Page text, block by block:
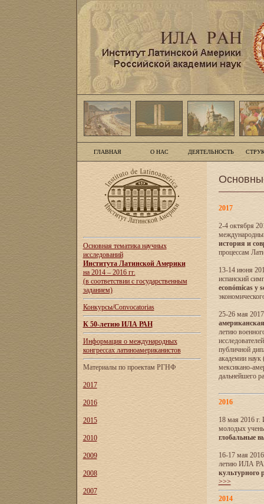
ГЛАВНАЯ О НАС ДЕЯТЕЛЬНОСТЬ
Основная тематика научных
исследований
Института Латинской Америки
на 2014 – 2016 гг.
(в соответствии с государственным
заданием)
Конкурсы/Convocatorias
К 50-летию ИЛА РАН
Информация о международных
конгрессах латиноамериканистов
Материалы по проектам РГНФ
2017
2016
2015
2010
2009
2008
2007
2017
2-4 октября
история и
процессам
13-14 июня
испанский
económicas y
25-26 мая
летию
публичной
академии
мексикано-
дальнейшего
2016
18 мая 2016 г.
молодых
глобальные
16-17 мая
летию ИЛА
культурного
>>>
2014